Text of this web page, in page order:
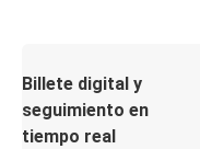
Billete digital y
seguimiento en
tiempo real